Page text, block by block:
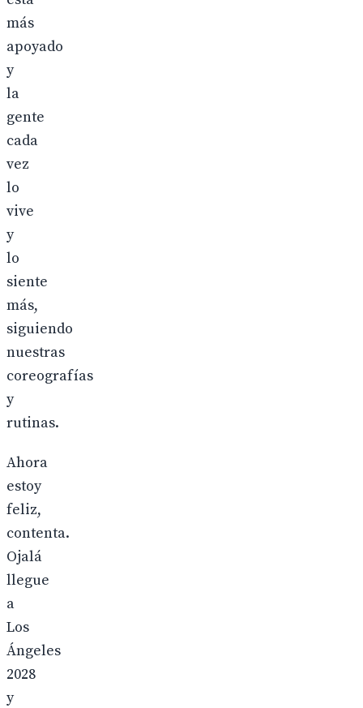
más
apoyado
y
la
gente
cada
vez
lo
vive
y
lo
siente
más,
siguiendo
nuestras
coreografías
y
rutinas.
Ahora
estoy
feliz,
contenta.
Ojalá
llegue
a
Los
Ángeles
2028
y